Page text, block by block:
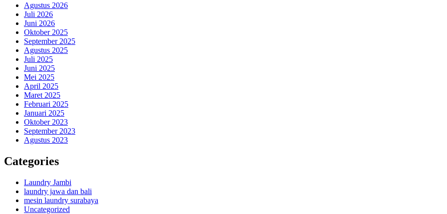
Agustus 2026
Juli 2026
Juni 2026
Oktober 2025
September 2025
Agustus 2025
Juli 2025
Juni 2025
Mei 2025
April 2025
Maret 2025
Februari 2025
Januari 2025
Oktober 2023
September 2023
Agustus 2023
Categories
Laundry Jambi
laundry jawa dan bali
mesin laundry surabaya
Uncategorized